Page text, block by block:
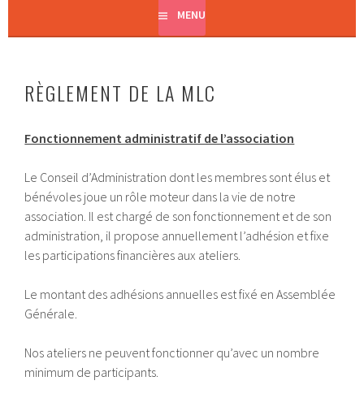
MENU
RÈGLEMENT DE LA MLC
Fonctionnement administratif de l’association
Le Conseil d’Administration dont les membres sont élus et
bénévoles joue un rôle moteur dans la vie de notre
association. Il est chargé de son fonctionnement et de son
administration, il propose annuellement l’adhésion et fixe
les participations financières aux ateliers.
Le montant des adhésions annuelles est fixé en Assemblée
Générale.
Nos ateliers ne peuvent fonctionner qu’avec un nombre
minimum de participants.